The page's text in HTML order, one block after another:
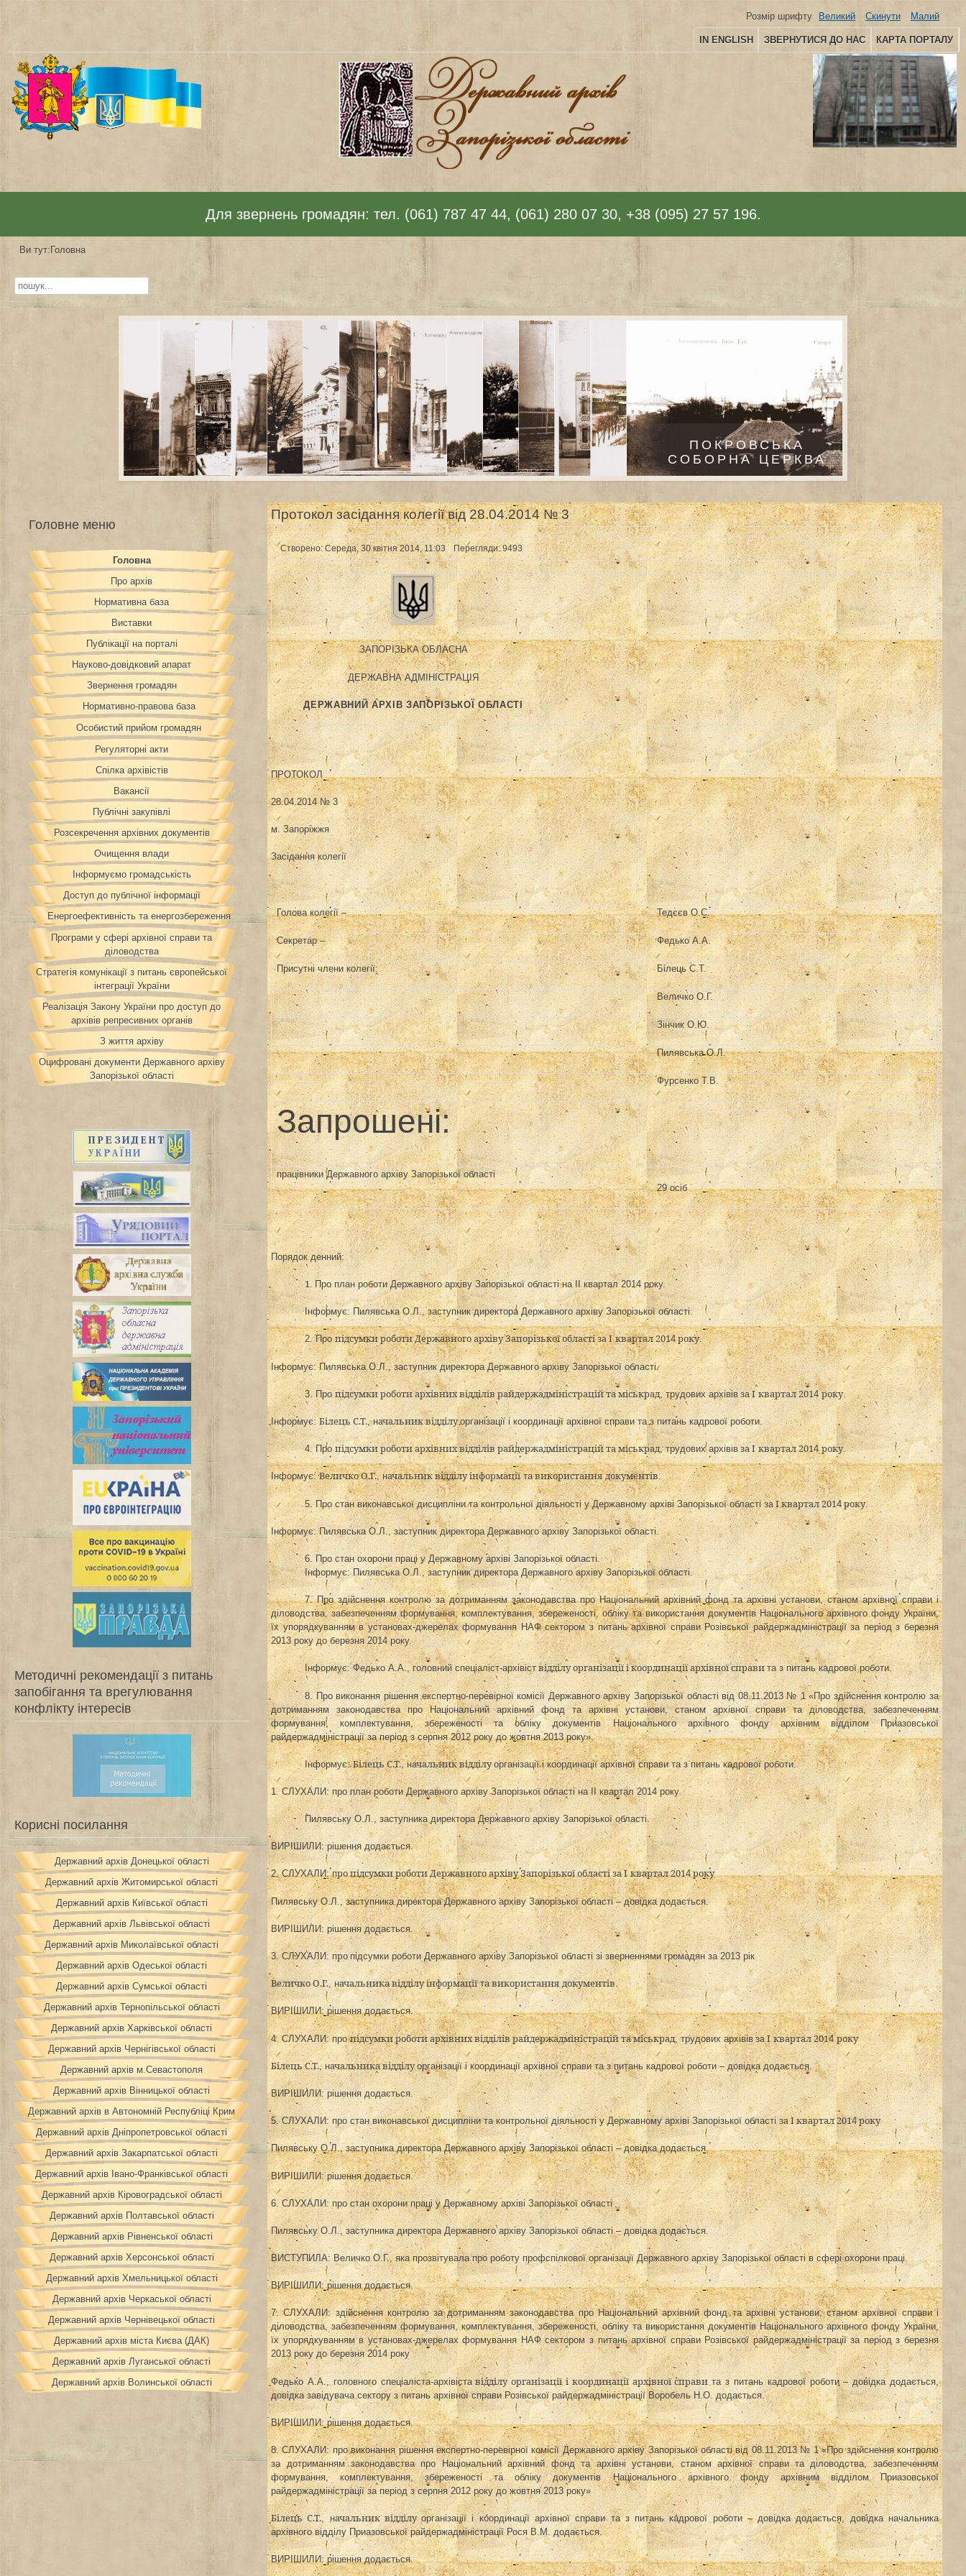
IN ENGLISH ЗВЕРНУТИСЯ ДО НАС КАРТА ПОРТАЛУ
Розмір шрифту Великий Скинути Малий
Для звернень громадян: тел. (061) 787 47 44, (061) 280 07 30, +38 (095) 27 57 196.
Ви тут: Головна
Пошук...
ПОКРОВСЬКА
СОБОРНА ЦЕРКВА
Головне меню
Головна
Про архів
Нормативна база
Виставки
Публікації на порталі
Науково-довідковий апарат
Звернення громадян
Нормативно-правова база
Особистий прийом громадян
Регуляторні акти
Спілка архівістів
Вакансії
Публічні закупівлі
Розсекречення архівних документів
Очищення влади
Інформуємо громадськість
Доступ до публічної інформації
Енергоефективність та енергозбереження
Програми у сфері архівної справи та
діловодства
Стратегія комунікації з питань європейської
інтеграції України
Реалізація Закону України про доступ до
архівів репресивних органів
З життя архіву
Оцифровані документи Державного архіву
Запорізької області
Методичні рекомендації з питань
запобігання та врегулювання
конфлікту інтересів
Корисні посилання
Державний архів Донецької області
Державний архів Житомирської області
Державний архів Київської області
Державний архів Львівської області
Державний архів Миколаївської області
Державний архів Одеської області
Державний архів Сумської області
Державний архів Тернопільської області
Державний архів Харківської області
Державний архів Чернігівської області
Державний архів м.Севастополя
Державний архів Вінницької області
Державний архів в Автономній Республіці Крим
Державний архів Дніпропетровської області
Державний архів Закарпатської області
Державний архів Івано-Франківської області
Державний архів Кіровоградської області
Державний архів Полтавської області
Державний архів Рівненської області
Державний архів Херсонської області
Державний архів Хмельницької області
Державний архів Черкаської області
Державний архів Чернівецької області
Державний архів міста Києва (ДАК)
Державний архів Луганської області
Державний архів Волинської області
Протокол засідання колегії від 28.04.2014 № 3
Створено: Середа, 30 квітня 2014, 11:03 Перегляди: 9493
ЗАПОРІЗЬКА ОБЛАСНА
ДЕРЖАВНА АДМІНІСТРАЦІЯ
ДЕРЖАВНИЙ АРХІВ ЗАПОРІЗЬКОЇ ОБЛАСТІ
ПРОТОКОЛ
28.04.2014 № 3
м. Запоріжжя
Засідання колегії
Голова колегії – Тедєєв О.С.
Секретар – Федько А.А.
Присутні члени колегії: Білець С.Т.
Величко О.Г.
Зінчик О.Ю.
Пилявська О.Л.
Фурсенко Т.В.
Запрошені:
працівники Державного архіву Запорізької області
29 осіб
Порядок денний:
1. Про план роботи Державного архіву Запорізької області на ІІ квартал 2014 року.
Інформує:Пилявська О.Л.,заступник директора Державного архіву Запорізької області.
2. Пропідсумки роботи Державного архіву Запорізької області за І квартал 2014року.
Інформує:Пилявська О.Л.,заступник директора Державного архіву Запорізької області.
3. Пропідсумки роботи архівних відділів райдержадміністрацій та міськрад, трудових архівівза І квартал 2014року.
Інформує:Білець С.Т.,начальник відділуорганізації і координації архівної справи та з питань кадрової роботи.
4. Пропідсумки роботи архівних відділів райдержадміністрацій та міськрад, трудових архівівза І квартал 2014року.
Інформує:Величко О.Г., начальник відділу інформаціїтавикористання документів.
5. Простан виконавської дисципліни та контрольної діяльності у Державному архіві Запорізької областіза І квартал 2014року.
Інформує:Пилявська О.Л.,заступник директора Державного архіву Запорізької області.
6. Простан охорони праці у Державному архіві Запорізької області.
Інформує:Пилявська О.Л.,заступник директора Державного архіву Запорізької області.
7. Про здійснення контролю за дотриманням законодавства про Національний архівний фонд та архівні установи, станом архівної справи і
діловодства, забезпеченням формування, комплектування, збереженості, обліку та використання документів Національного архівного фонду України,
їх упорядкуванням в установах-джерелах формування НАФ сектором з питань архівної справи Розівської райдержадміністрації за період з березня
2013 року до березня 2014 року.
Інформує:Федько А.А., головний спеціаліст-архівіствідділу організації і координації архівної справита з питань кадрової роботи.
8. Про виконання рішенняекспертно-перевірної комісії Державного архіву Запорізької областівід08.11.2013 № 1 «Про здійснення контролю за
дотриманням законодавства про Національний архівний фонд та архівні установи, станом архівної справи та діловодства, забезпеченням
формування, комплектування, збереженості та обліку документів Національного архівного фонду архівним відділом Приазовської
райдержадміністрації за період з серпня 2012 року до жовтня 2013 року».
Інформує:Білець С.Т.,начальник відділуорганізації і координації архівної справи та з питань кадрової роботи.
1. СЛУХАЛИ: проплан роботи Державного архіву Запорізької області на ІІ квартал 2014 року
Пилявську О.Л.,заступника директора Державного архіву Запорізької області.
ВИРІШИЛИ: рішення додається.
2. СЛУХАЛИ: пропідсумки роботи Державного архіву Запорізької області за І квартал 2014року
Пилявську О.Л.,заступника директора Державного архіву Запорізької області – довідка додається.
ВИРІШИЛИ: рішення додається.
3. СЛУХАЛИ: пропідсумки роботи Державного архіву Запорізької області зі зверненнями громадян за 2013 рік
Величко О.Г., начальникавідділу інформаціїтавикористання документів.
ВИРІШИЛИ: рішення додається.
4. СЛУХАЛИ: пропідсумки роботи архівних відділів райдержадміністрацій та міськрад, трудових архівівза І квартал 2014року
Білець С.Т.,начальникавідділуорганізації і координації архівної справи та з питань кадрової роботи– довідка додається.
ВИРІШИЛИ: рішення додається.
5. СЛУХАЛИ: простан виконавської дисципліни та контрольної діяльності у Державному архіві Запорізької областіза І квартал 2014року
Пилявську О.Л.,заступника директора Державного архіву Запорізької області – довідка додається.
ВИРІШИЛИ: рішення додається.
6. СЛУХАЛИ: простан охорони праці у Державному архіві Запорізької області
Пилявську О.Л.,заступника директора Державного архіву Запорізької області – довідка додається.
ВИСТУПИЛА: Величко О.Г., яка прозвітувала про роботу профспілкової організації Державного архіву Запорізької області в сфері охорони праці.
ВИРІШИЛИ: рішення додається.
7. СЛУХАЛИ: здійснення контролю за дотриманням законодавства про Національний архівний фонд та архівні установи, станом архівної справи і
діловодства, забезпеченням формування, комплектування, збереженості, обліку та використання документів Національного архівного фонду України,
їх упорядкуванням в установах-джерелах формування НАФ сектором з питань архівної справи Розівської райдержадміністрації за період з березня
2013 року до березня 2014 року
Федько А.А., головного спеціаліста-архівіставідділу організації і координації архівної справита з питань кадрової роботи – довідка додається,
довідказавідувача сектору з питань архівної справи Розівської райдержадміністрації Воробель Н.О.додається.
ВИРІШИЛИ: рішення додається.
8. СЛУХАЛИ: про виконання рішенняекспертно-перевірної комісії Державного архіву Запорізької областівід08.11.2013 № 1 «Про здійснення контролю
за дотриманням законодавства про Національний архівний фонд та архівні установи, станом архівної справи та діловодства, забезпеченням
формування, комплектування, збереженості та обліку документів Національного архівного фонду архівним відділом Приазовської
райдержадміністрації за період з серпня 2012 року до жовтня 2013 року»
Білець С.Т.,начальник відділуорганізації і координації архівної справи та з питань кадрової роботи– довідка додається, довідканачальника
архівного відділу Приазовської райдержадміністрації Рося В.М. додається.
ВИРІШИЛИ: рішення додається.